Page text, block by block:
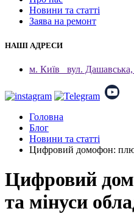
Новини та статті
Заява на ремонт
НАШІ АДРЕСИ
м. Київ вул.
Головна
Блог
Новини та статті
Цифровий домофон:
Цифровий
та мінуси